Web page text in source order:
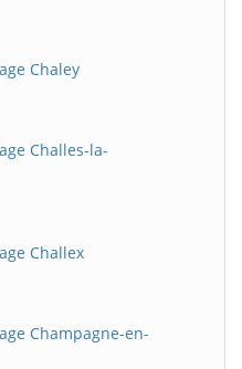
Chaley
Challes-la-
Challex
Champagne-en-